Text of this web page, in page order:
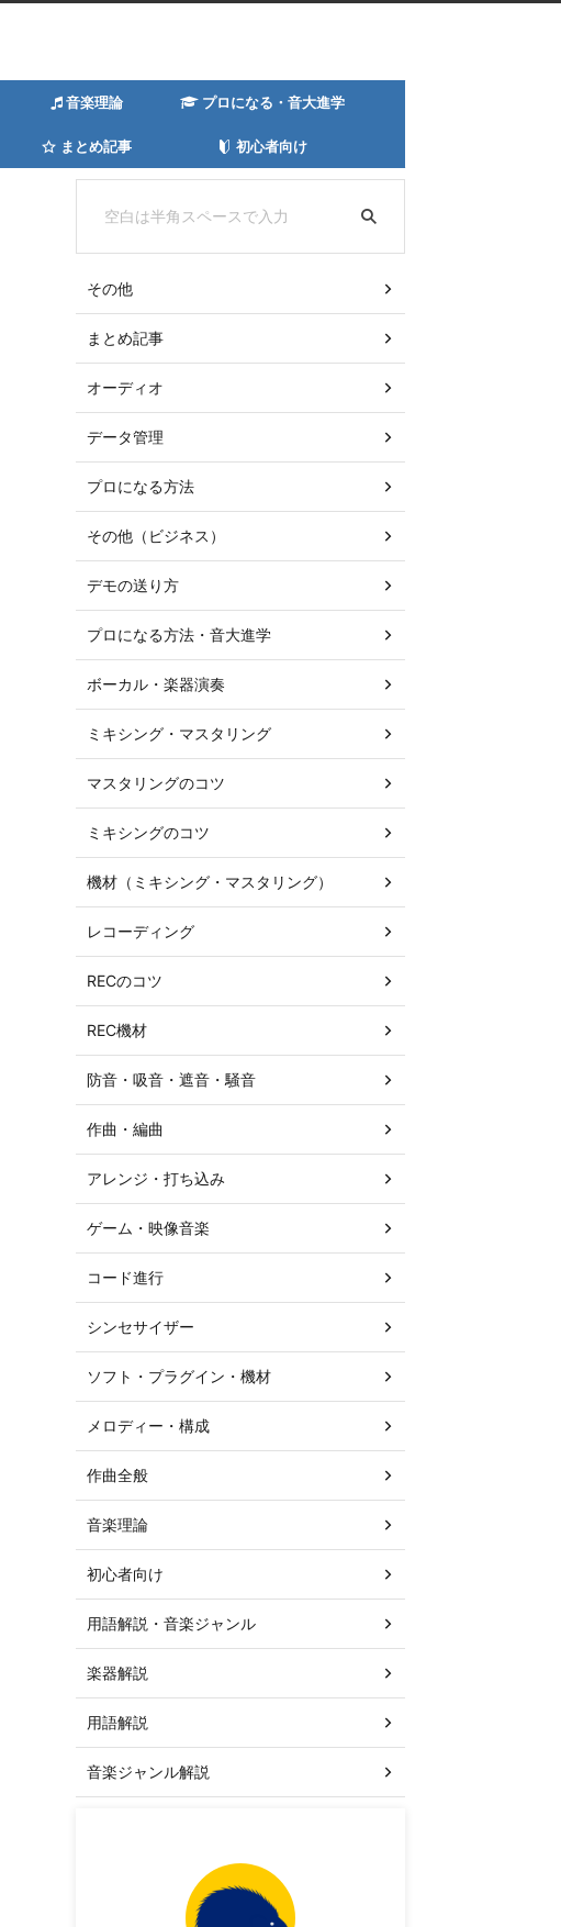
音楽理論 プロになる・音大進学
まとめ記事 初心者向け
その他
まとめ記事
オーディオ
データ管理
プロになる方法
その他（ビジネス）
デモの送り方
プロになる方法・音大進学
ボーカル・楽器演奏
ミキシング・マスタリング
マスタリングのコツ
ミキシングのコツ
機材（ミキシング・マスタリング）
レコーディング
RECのコツ
REC機材
防音・吸音・遮音・騒音
作曲・編曲
アレンジ・打ち込み
ゲーム・映像音楽
コード進行
シンセサイザー
ソフト・プラグイン・機材
メロディー・構成
作曲全般
音楽理論
初心者向け
用語解説・音楽ジャンル
楽器解説
用語解説
音楽ジャンル解説